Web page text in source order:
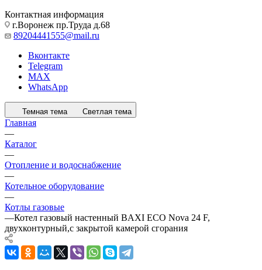
Контактная информация
г.Воронеж пр.Труда д.68
89204441555@mail.ru
Вконтакте
Telegram
MAX
WhatsApp
Темная тема Светлая тема
Главная
—
Каталог
—
Отопление и водоснабжение
—
Котельное оборудование
—
Котлы газовые
—Котел газовый настенный BAXI ECO Nova 24 F,
двухконтурный,с закрытой камерой сгорания